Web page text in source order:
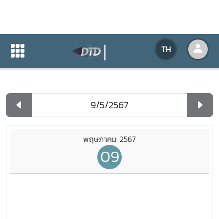
TH
ปฏิทินกิจกรรมของหน่วยงาน
ปฏิทินกิจกรรมของหน่วยงาน
พฤษภาคม 2567
09